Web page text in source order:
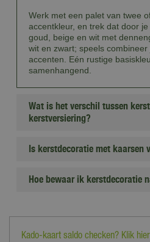
Werk met een palet van twee
accentkleur, en trek dat door
goud, beige en wit met
wit en zwart; speels
accenten. Eén rustige
samenhangend.
Wat is het verschil tussen
kerstversiering?
Is kerstdecoratie met kaarsen
Hoe bewaar ik kerstdecoratie
Kado-kaart saldo checken? Klik